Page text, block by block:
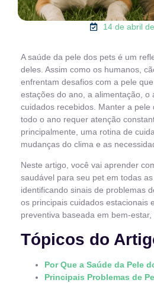
14 de abril
A saúde da pele dos pets é um
deles. Assim como os humanos,
enfrentam desafios com a pele
estações do ano, a alimentação, o
cuidados recebidos. Manter a
todo o ano requer atenção
principalmente, uma rotina de
mudanças do clima e as
Neste artigo, você vai aprender
saudável para seu pet em todas as
identificando sinais de problemas
os principais cuidados estacionais
preventiva baseada em bem-estar,
Tópicos do
Por Que a Saúde da Pele
Principais Problemas de